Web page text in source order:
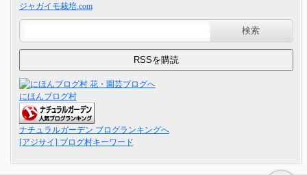
ジャガイモ栽培.com
にほんブログ村
ナチュラルガーデン ブログランキングへ
[アジサイ] ブログ村キーワード